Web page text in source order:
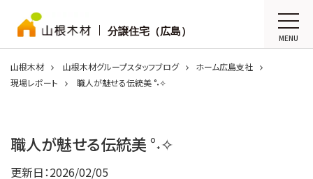
分譲住宅（広島）
MENU
山根木材 山根木材グループスタッフブログ
ホーム広島支社
現場レポート
職人が魅せる伝統美 °˖✧
職人が魅せる伝統美 °˖✧
更新日：2026/02/05